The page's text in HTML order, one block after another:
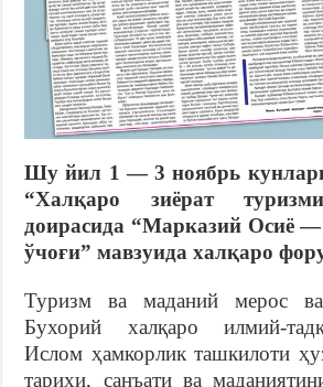
Шу йил 1 — 3 ноябрь
“Халқаро зиёрат
доирасида “Марказий Осиё —
ўчоғи” мавзуида халқаро
Туризм ва маданий мерос
Бухорий халқаро илмий-
Ислом ҳамкорлик ташкилоти
тарихи, санъати ва